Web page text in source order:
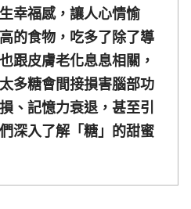
幸福感，讓人心情愉
的食物，吃多了除了導
跟皮膚老化息息相關，
多糖會間接損害腦部功
、記憶力衰退，甚至引
深入了解「糖」的甜蜜